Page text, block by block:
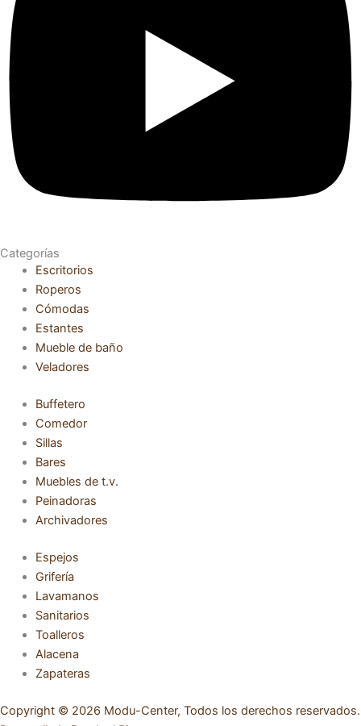
Categorías
Escritorios
Roperos
Cómodas
Estantes
Mueble de baño
Veladores
Buffetero
Comedor
Sillas
Bares
Muebles de t.v.
Peinadoras
Archivadores
Espejos
Grifería
Lavamanos
Sanitarios
Toalleros
Alacena
Zapateras
Copyright © 2026 Modu-Center, Todos los derechos reservados.